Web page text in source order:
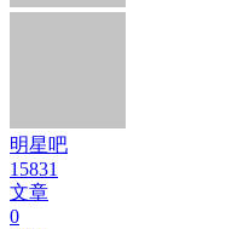
明星吧
15831
文章
0